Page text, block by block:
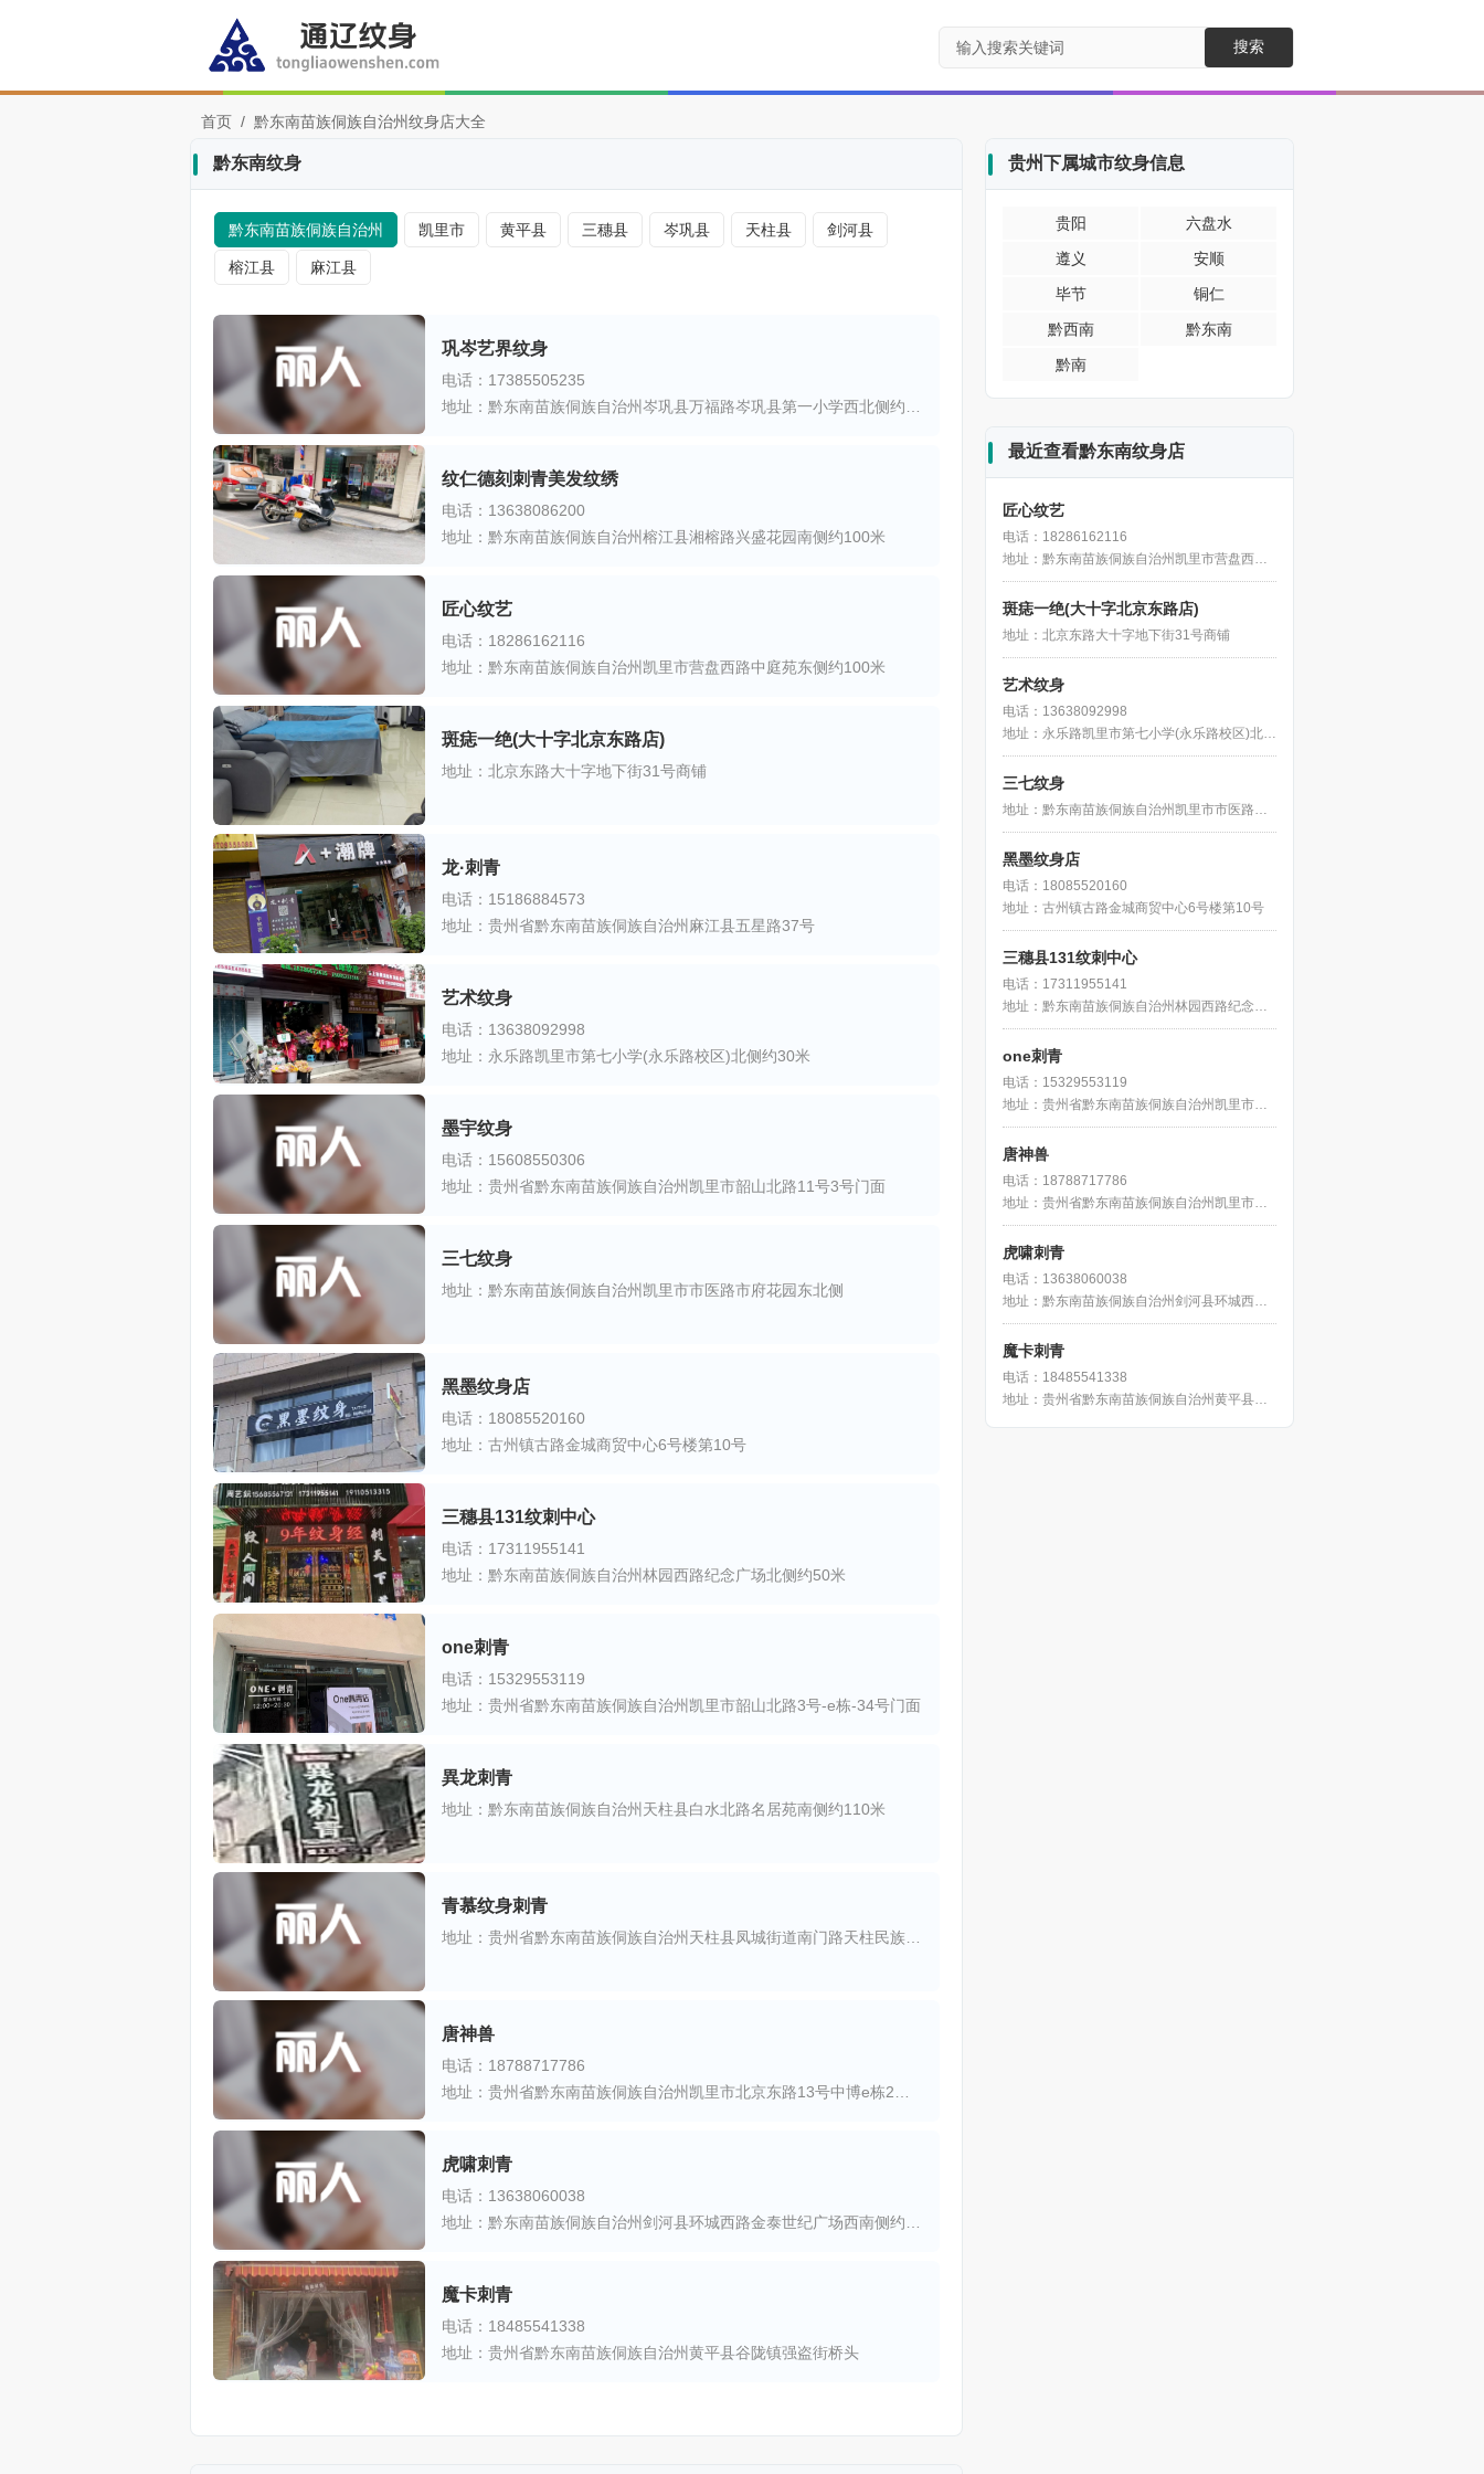
搜索
首页 / 黔东南苗族侗族自治州纹身店大全
黔东南纹身
黔东南苗族侗族自治州 凯里市 黄平县 三穗县 岑巩县 天柱县 剑河县
榕江县 麻江县
巩岑艺界纹身
电话：17385505235
纹仁德刻刺青美发纹绣
电话：13638086200
地址：黔东南苗族侗族自治州榕江县湘榕路兴盛花园南侧约100米
匠心纹艺
电话：18286162116
地址：黔东南苗族侗族自治州凯里市营盘西路中庭苑东侧约100米
斑痣一绝(大十字北京东路店)
地址：北京东路大十字地下街31号商铺
龙·刺青
电话：15186884573
地址：贵州省黔东南苗族侗族自治州麻江县五星路37号
艺术纹身
电话：13638092998
地址：永乐路凯里市第七小学(永乐路校区)北侧约30米
墨宇纹身
电话：15608550306
地址：贵州省黔东南苗族侗族自治州凯里市韶山北路11号3号门面
三七纹身
地址：黔东南苗族侗族自治州凯里市市医路市府花园东北侧
黑墨纹身店
电话：18085520160
地址：古州镇古路金城商贸中心6号楼第10号
三穗县131纹刺中心
电话：17311955141
地址：黔东南苗族侗族自治州林园西路纪念广场北侧约50米
one刺青
电话：15329553119
地址：贵州省黔东南苗族侗族自治州凯里市韶山北路3号-e栋-34号门面
異龙刺青
地址：黔东南苗族侗族自治州天柱县白水北路名居苑南侧约110米
青慕纹身刺青
唐神兽
电话：18788717786
虎啸刺青
电话：13638060038
魔卡刺青
电话：18485541338
地址：贵州省黔东南苗族侗族自治州黄平县谷陇镇强盗街桥头
贵州下属城市纹身信息
贵阳
六盘水
遵义
安顺
毕节
铜仁
黔西南
黔东南
黔南
最近查看黔东南纹身店
匠心纹艺
电话：18286162116
地址：黔东南苗族侗族自治州凯里市营盘西路中庭苑东侧约100米
斑痣一绝(大十字北京东路店)
地址：北京东路大十字地下街31号商铺
艺术纹身
电话：13638092998
地址：永乐路凯里市第七小学(永乐路校区)北侧约30米
三七纹身
地址：黔东南苗族侗族自治州凯里市市医路市府花园东北侧
黑墨纹身店
电话：18085520160
地址：古州镇古路金城商贸中心6号楼第10号
三穗县131纹刺中心
电话：17311955141
地址：黔东南苗族侗族自治州林园西路纪念广场北侧约50米
one刺青
电话：15329553119
地址：贵州省黔东南苗族侗族自治州凯里市韶山北路3号-e栋-34号门面
唐神兽
电话：18788717786
地址：贵州省黔东南苗族侗族自治州凯里市北京东路13号中博e栋2楼38号
虎啸刺青
电话：13638060038
地址：黔东南苗族侗族自治州剑河县环城西路金泰世纪广场西南侧约130米
魔卡刺青
电话：18485541338
地址：贵州省黔东南苗族侗族自治州黄平县谷陇镇强盗街桥头